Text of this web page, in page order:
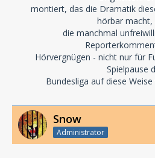
montiert, das die Dramatik
hörbar macht,
die manchmal
Hörvergnügen - nicht nur für
Spielpause
Bundesliga auf diese
Snow
Administrator